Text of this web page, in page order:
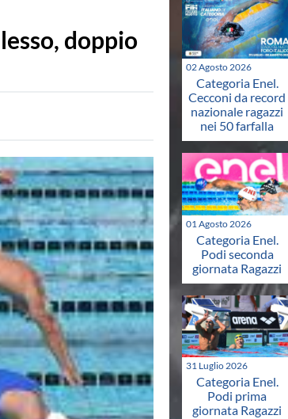
doppio
02 Agosto 2026
Categoria Enel.
Cecconi da record
nazionale ragazzi
nei 50 farfalla
01 Agosto 2026
Categoria Enel.
Podi seconda
giornata Ragazzi
31 Luglio 2026
Categoria Enel.
Podi prima
giornata Ragazzi